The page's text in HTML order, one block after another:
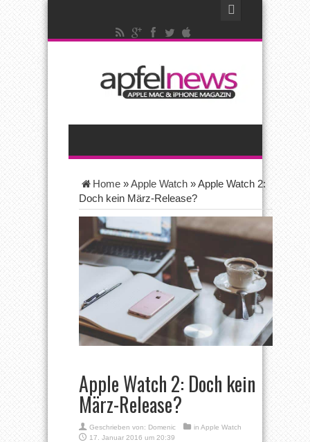
Home »Apple Watch »Apple Watch 2:
Doch kein März-Release?
Apple Watch 2: Doch kein
März-Release?
Geschrieben von: Domenic in Apple Watch
17. Januar 2016 um 20:39